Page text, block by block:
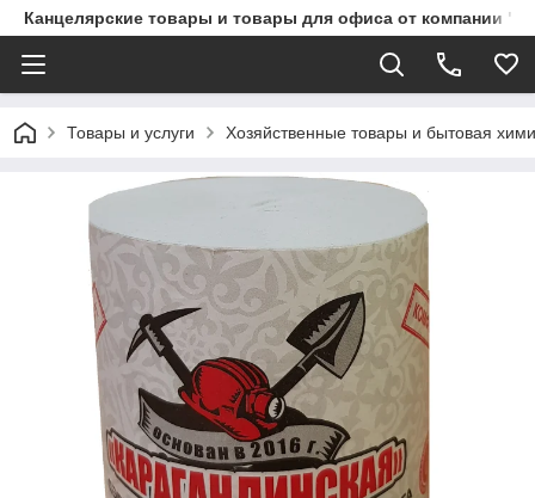
Канцелярские товары и товары для офиса от компании
Товары и услуги Хозяйственные товары и бытовая